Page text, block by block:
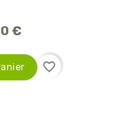
€
favorite_border